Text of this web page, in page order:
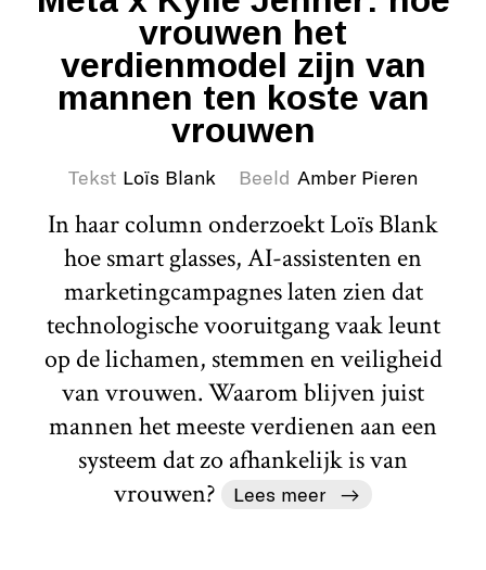
vrouwen het
verdienmodel zijn van
mannen ten koste van
vrouwen
Tekst Loïs Blank Beeld Amber Pieren
In haar column onderzoekt Loïs Blank
hoe smart glasses, AI-assistenten en
marketingcampagnes laten zien dat
technologische vooruitgang vaak leunt
op de lichamen, stemmen en veiligheid
van vrouwen. Waarom blijven juist
mannen het meeste verdienen aan een
systeem dat zo afhankelijk is van
vrouwen?
Lees meer